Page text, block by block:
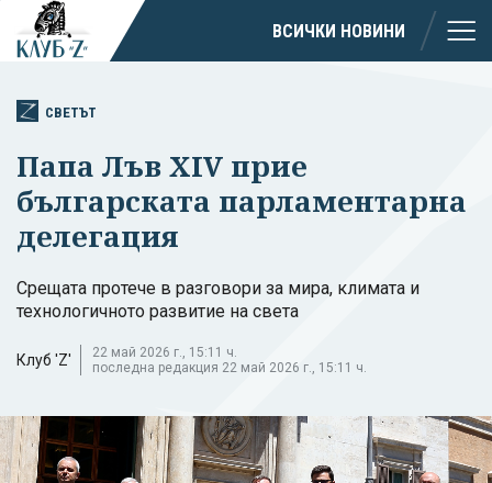
ВСИЧКИ НОВИНИ
СВЕТЪТ
Папа Лъв XIV прие
българската парламентарна
делегация
Срещата протече в разговори за мира, климата и
технологичното развитие на света
Клуб 'Z'
22 май 2026 г., 15:11 ч.
последна редакция 22 май 2026 г., 15:11 ч.